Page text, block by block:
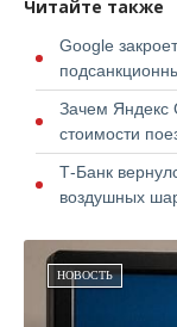
Читайте также
Google
Зачем Яндекс
стоимости
Т-Банк
воздушных
НОВОСТЬ